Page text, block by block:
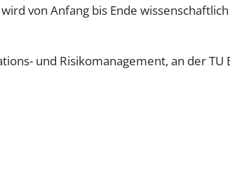
von Anfang bis Ende
und Risikomanagement, an der TU